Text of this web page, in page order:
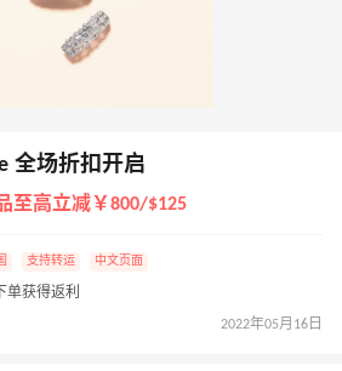
全场折扣开启
至高立减￥800/$125
支持转运 中文页面
单获得返利
2022年05月16日